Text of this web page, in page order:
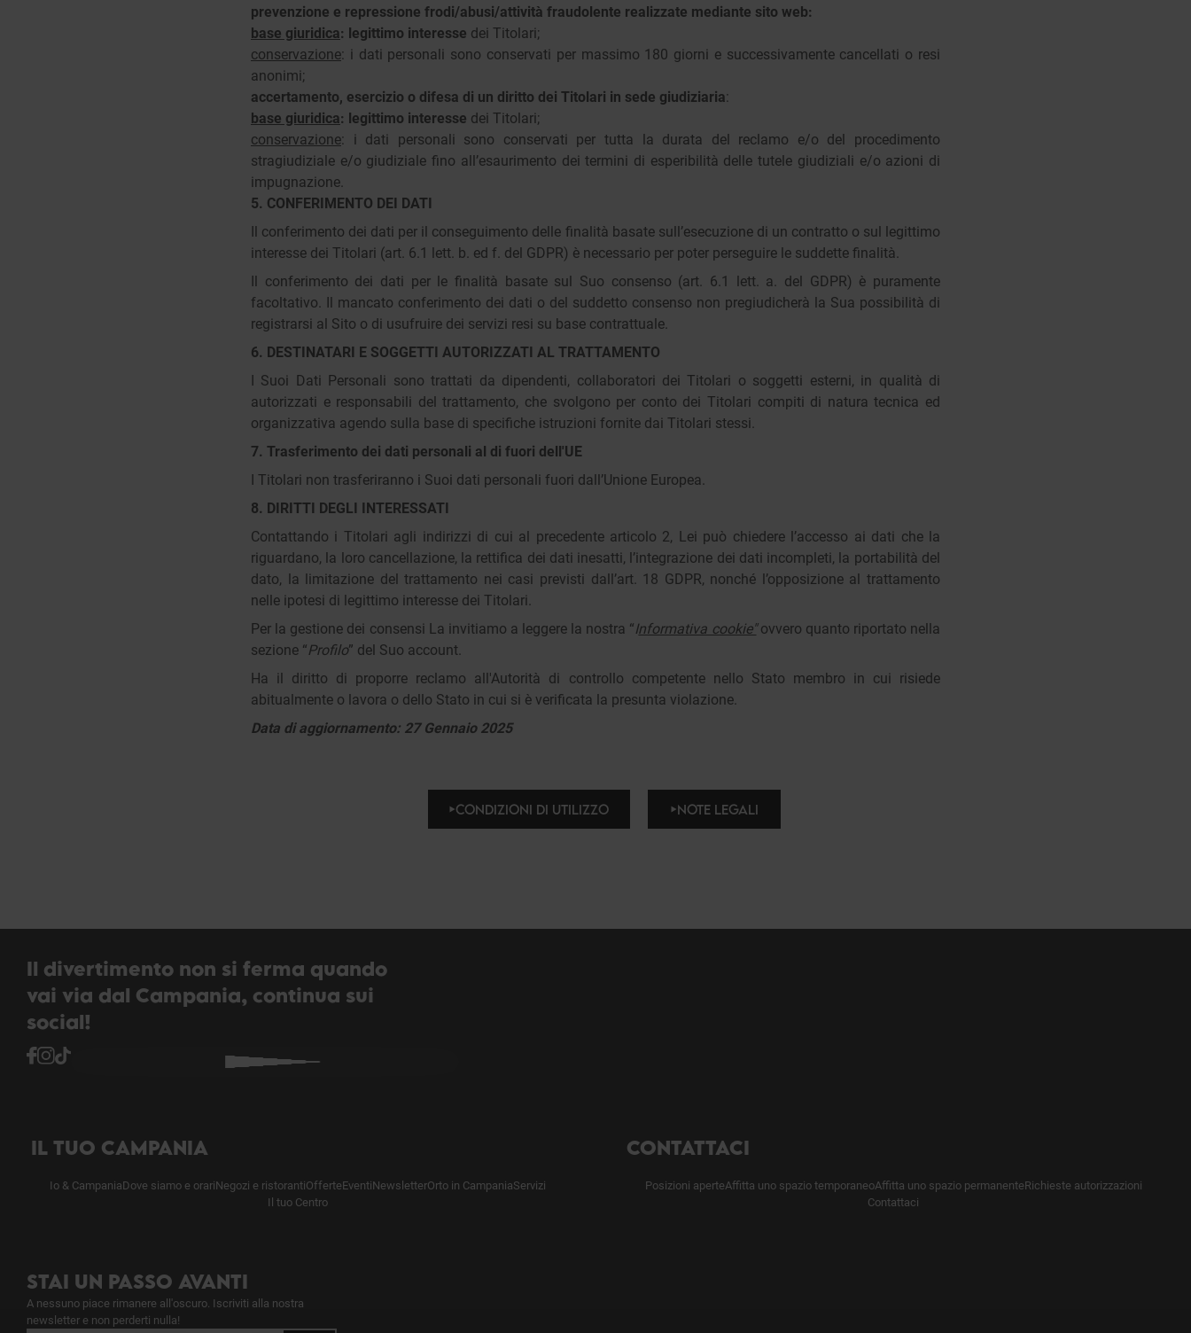
prevenzione e repressione frodi/abusi/attività fraudolente realizzate mediante sito web:
base giuridica: legittimo interesse dei Titolari;
conservazione: i dati personali sono conservati per massimo 180 giorni e successivamente cancellati o resi
anonimi;
accertamento, esercizio o difesa di un diritto dei Titolari in sede giudiziaria:
base giuridica: legittimo interesse dei Titolari;
conservazione: i dati personali sono conservati per tutta la durata del reclamo e/o del procedimento
stragiudiziale e/o giudiziale fino all’esaurimento dei termini di esperibilità delle tutele giudiziali e/o azioni di
impugnazione.
5. CONFERIMENTO DEI DATI
Il conferimento dei dati per il conseguimento delle finalità basate sull’esecuzione di un contratto o sul legittimo
interesse dei Titolari (art. 6.1 lett. b. ed f. del GDPR) è necessario per poter perseguire le suddette finalità.
Il conferimento dei dati per le finalità basate sul Suo consenso (art. 6.1 lett. a. del GDPR) è puramente
facoltativo. Il mancato conferimento dei dati o del suddetto consenso non pregiudicherà la Sua possibilità di
registrarsi al Sito o di usufruire dei servizi resi su base contrattuale.
6. DESTINATARI E SOGGETTI AUTORIZZATI AL TRATTAMENTO
I Suoi Dati Personali sono trattati da dipendenti, collaboratori dei Titolari o soggetti esterni, in qualità di
autorizzati e responsabili del trattamento, che svolgono per conto dei Titolari compiti di natura tecnica ed
organizzativa agendo sulla base di specifiche istruzioni fornite dai Titolari stessi.
7. Trasferimento dei dati personali al di fuori dell'UE
I Titolari non trasferiranno i Suoi dati personali fuori dall’Unione Europea.
8. DIRITTI DEGLI INTERESSATI
Contattando i Titolari agli indirizzi di cui al precedente articolo 2, Lei può chiedere l’accesso ai dati che la
riguardano, la loro cancellazione, la rettifica dei dati inesatti, l’integrazione dei dati incompleti, la portabilità del
dato, la limitazione del trattamento nei casi previsti dall’art. 18 GDPR, nonché l’opposizione al trattamento
nelle ipotesi di legittimo interesse dei Titolari.
Per la gestione dei consensi La invitiamo a leggere la nostra “Informativa cookie" ovvero quanto riportato nella
sezione “Profilo” del Suo account.
Ha il diritto di proporre reclamo all'Autorità di controllo competente nello Stato membro in cui risiede
abitualmente o lavora o dello Stato in cui si è verificata la presunta violazione.
Data di aggiornamento: 27 Gennaio 2025
CONDIZIONI DI UTILIZZO NOTE LEGALI
Il divertimento non si ferma quando
vai via dal Campania, continua sui
social!
IL TUO CAMPANIA
Io & CampaniaDove siamo e orariNegozi e ristorantiOfferteEventiNewsletterOrto in CampaniaServizi
Il tuo Centro
CONTATTACI
Posizioni aperteAffitta uno spazio temporaneoAffitta uno spazio permanenteRichieste autorizzazioni
Contattaci
STAI UN PASSO AVANTI
A nessuno piace rimanere all'oscuro. Iscriviti alla nostra
newsletter e non perderti nulla!